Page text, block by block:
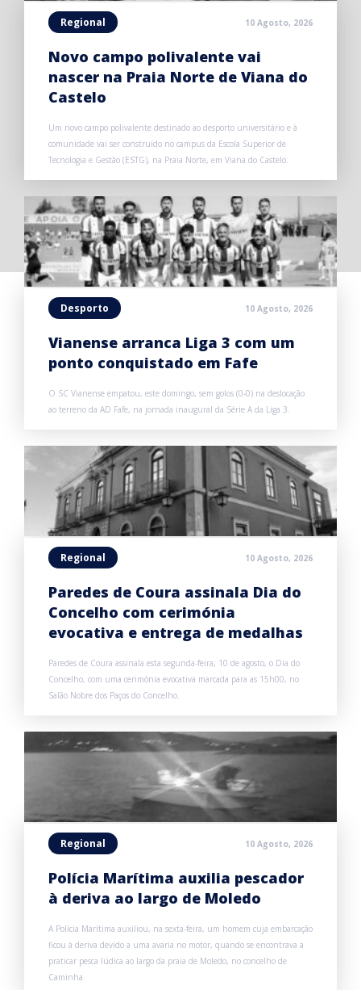
Regional 10 Agosto, 2026
Novo campo polivalente vai
nascer na Praia Norte de Viana do
Castelo
Um novo campo polivalente destinado ao desporto universitário e à
comunidade vai ser construído no campus da Escola Superior de
Tecnologia e Gestão (ESTG), na Praia Norte, em Viana do Castelo.
Desporto 10 Agosto, 2026
Vianense arranca Liga 3 com um
ponto conquistado em Fafe
O SC Vianense empatou, este domingo, sem golos (0-0) na deslocação
ao terreno da AD Fafe, na jornada inaugural da Série A da Liga 3.
Regional 10 Agosto, 2026
Paredes de Coura assinala Dia do
Concelho com cerimónia
evocativa e entrega de medalhas
Paredes de Coura assinala esta segunda-feira, 10 de agosto, o Dia do
Concelho, com uma cerimónia evocativa marcada para as 15h00, no
Salão Nobre dos Paços do Concelho.
Regional 10 Agosto, 2026
Polícia Marítima auxilia pescador
à deriva ao largo de Moledo
A Polícia Marítima auxiliou, na sexta-feira, um homem cuja embarcação
ficou à deriva devido a uma avaria no motor, quando se encontrava a
praticar pesca lúdica ao largo da praia de Moledo, no concelho de
Caminha.